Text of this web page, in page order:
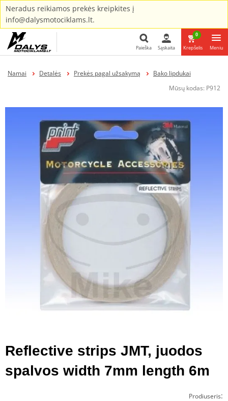
Neradus reikiamos prekės kreipkites į
info@dalysmotociklams.lt.
Paieška
Paieška Sąskaita
0
Krepšelis Meniu
Namai Detalės Prekės pagal užsakymą
Bako lipdukai
Mūsų kodas: P912
Reflective strips JMT, juodos
spalvos width 7mm length 6m
Prodiuseris: